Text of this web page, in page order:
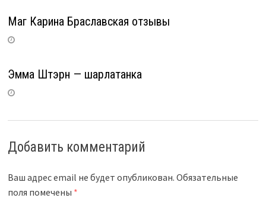
Маг Карина Браславская отзывы
Эмма Штэрн — шарлатанка
Добавить комментарий
Ваш адрес email не будет опубликован. Обязательные
поля помечены *